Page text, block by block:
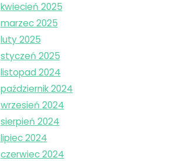
kwiecień 2025
marzec 2025
luty 2025
styczeń 2025
listopad 2024
październik 2024
wrzesień 2024
sierpień 2024
lipiec 2024
czerwiec 2024